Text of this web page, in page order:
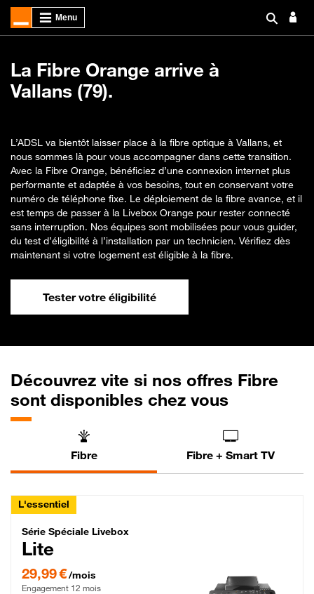
La Fibre Orange arrive à
Vallans (79).
L’ADSL va bientôt laisser place à la fibre optique à Vallans, et
nous sommes là pour vous accompagner dans cette transition.
Avec la Fibre Orange, bénéficiez d’une connexion internet plus
performante et adaptée à vos besoins, tout en conservant votre
numéro de téléphone fixe. Le déploiement de la fibre avance, et il
est temps de passer à la Livebox Orange pour rester connecté
sans interruption. Nos équipes sont mobilisées pour vous guider,
du test d’éligibilité à l’installation par un technicien. Vérifiez dès
maintenant si votre logement est éligible à la fibre.
Tester votre éligibilité
Découvrez vite si nos offres Fibre
sont disponibles chez vous
Fibre Fibre + Smart TV
L'essentiel
Série Spéciale Livebox Lite Fibre
Série Spéciale Livebox
Lite
29,99 €/mois
Engagement 12 mois